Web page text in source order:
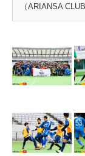
（ARIANSA